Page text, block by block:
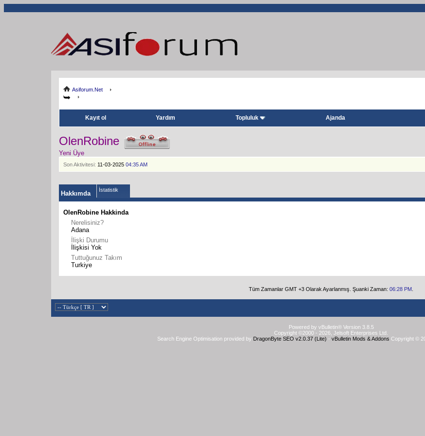
Asiforum.Net
Kayıt ol Yardım Topluluk Ajanda
OlenRobine
Yeni Üye
Son Aktivitesi: 11-03-2025 04:35 AM
Hakkımda İstatistik
OlenRobine Hakkinda
Nerelisiniz?
Adana
İlişki Durumu
İlişkisi Yok
Tuttuğunuz Takım
Turkiye
Tüm Zamanlar GMT +3 Olarak Ayarlanmış. Şuanki Zaman: 06:28 PM
Powered by vBulletin® Version 3.8.5
Copyright ©2000 - 2026, Jelsoft Enterprises Ltd.
Search Engine Optimisation provided by DragonByte SEO v2.0.37 (Lite) - vBulletin Mods & Addons Copyright ©